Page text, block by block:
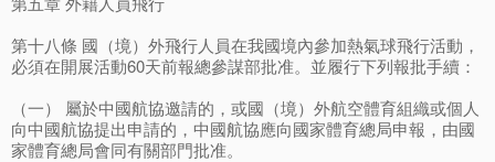
第十八條 國（境）外飛行人員在我國境內參加熱氣球飛行活動，
必須在開展活動60天前報總參謀部批准。並履行下列報批手續：
（一） 屬於中國航協邀請的，或國（境）外航空體育組織或個人
向中國航協提出申請的，中國航協應向國家體育總局申報，由國
家體育總局會同有關部門批准。